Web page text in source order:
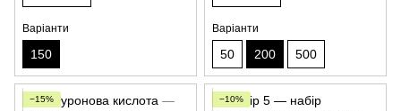
Варіанти
150
Варіанти
50 200 500
−15% −10%